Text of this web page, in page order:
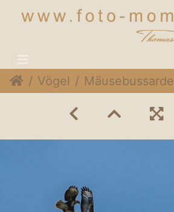
Vögel Mäusebussarde (Buteo buteo)